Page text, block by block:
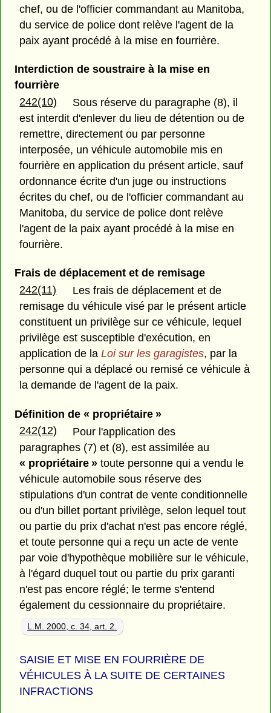
chef, ou de l'officier commandant au Manitoba,
du service de police dont relève l'agent de la
paix ayant procédé à la mise en fourrière.
Interdiction de soustraire à la mise en
fourrière
242(10)
Sous réserve du paragraphe (8), il
est interdit d'enlever du lieu de détention ou de
remettre, directement ou par personne
interposée, un véhicule automobile mis en
fourrière en application du présent article, sauf
ordonnance écrite d'un juge ou instructions
écrites du chef, ou de l'officier commandant au
Manitoba, du service de police dont relève
l'agent de la paix ayant procédé à la mise en
fourrière.
Frais de déplacement et de remisage
242(11)
Les frais de déplacement et de
remisage du véhicule visé par le présent article
constituent un privilège sur ce véhicule, lequel
privilège est susceptible d'exécution, en
application de laLoi sur les garagistes, par la
personne qui a déplacé ou remisé ce véhicule à
la demande de l'agent de la paix.
Définition de « propriétaire »
242(12)
Pour l'application des
paragraphes (7) et (8), est assimilée au
« propriétaire » toute personne qui a vendu le
véhicule automobile sous réserve des
stipulations d'un contrat de vente conditionnelle
ou d'un billet portant privilège, selon lequel tout
ou partie du prix d'achat n'est pas encore réglé,
et toute personne qui a reçu un acte de vente
par voie d'hypothèque mobilière sur le véhicule,
à l'égard duquel tout ou partie du prix garanti
n'est pas encore réglé; le terme s'entend
également du cessionnaire du propriétaire.
L.M. 2000, c. 34, art. 2.
SAISIE ET MISE EN FOURRIÈRE DE
VÉHICULES À LA SUITE DE CERTAINES
INFRACTIONS